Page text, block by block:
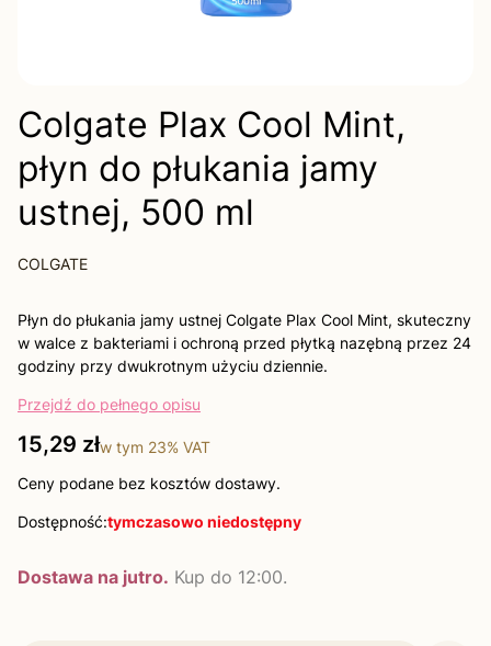
Colgate Plax Cool Mint,
płyn do płukania jamy
ustnej, 500 ml
COLGATE
Płyn do płukania jamy ustnej Colgate Plax Cool Mint, skuteczny
w walce z bakteriami i ochroną przed płytką nazębną przez 24
godziny przy dwukrotnym użyciu dziennie.
Przejdź do pełnego opisu
Cena
15,29 złw tym 23% VAT
Ceny podane bez kosztów dostawy.
Dostępność:tymczasowo niedostępny
Dostawa na jutro. Kup do 12:00.